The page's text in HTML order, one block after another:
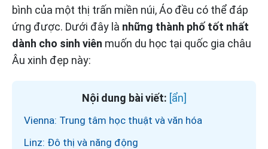
bình của một thị trấn miền núi, Áo đều có thể đáp
ứng được. Dưới đây là những thành phố tốt nhất
dành cho sinh viên muốn du học tại quốc gia châu
Âu xinh đẹp này:
Nội dung bài viết:
Vienna: Trung tâm học thuật và văn hóa
Linz: Đô thị và năng động